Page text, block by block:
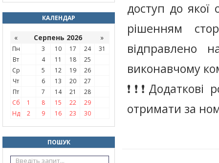
КАЛЕНДАР
« Серпень 2026 »
Пн 3 10 17 24
31
Вт
4 11 18
25
Ср
5 12 19
26
Чт
6 13 20
27
Пт
7 14 21
28
Сб
1 8 15 22
29
Нд
2 9 16 23 30
ПОШУК
доступ до якої
рішенням
відправлено
виконавчому
отримати за